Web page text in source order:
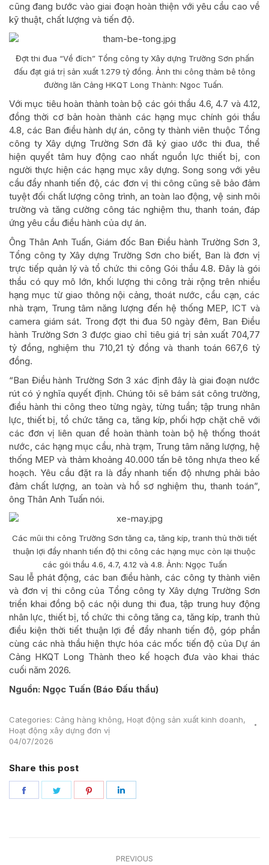
cũng đang bước vào giai đoạn hoàn thiện với yêu cầu cao về
kỹ thuật, chất lượng và tiến độ.
Đợt thi đua “Về đích” Tổng công ty Xây dựng Trường Sơn phấn
đấu đạt giá trị sản xuất 1.279 tỷ đồng. Ảnh thi công thảm bê tông
đường lăn Cảng HKQT Long Thành: Ngoc Tuấn.
Với mục tiêu hoàn thành toàn bộ các gói thầu 4.6, 4.7 và 4.12,
đồng thời cơ bản hoàn thành các hạng mục chính gói thầu
4.8, các Ban điều hành dự án, công ty thành viên thuộc Tổng
công ty Xây dựng Trường Sơn đã ký giao ước thi đua, thể
hiện quyết tâm huy động cao nhất nguồn lực thiết bị, con
người thực hiện các hạng mục xây dựng. Song song với yêu
cầu đẩy nhanh tiến độ, các đơn vị thi công cũng sẽ bảo đảm
tuyệt đối chất lượng công trình, an toàn lao động, vệ sinh môi
trường và tăng cường công tác nghiệm thu, thanh toán, đáp
ứng yêu cầu điều hành của dự án.
Ông Thân Anh Tuấn, Giám đốc Ban Điều hành Trường Sơn 3,
Tổng công ty Xây dựng Trường Sơn cho biết, Ban là đơn vị
trực tiếp quản lý và tổ chức thi công Gói thầu 4.8. Đây là gói
thầu có quy mô lớn, khối lượng thi công trải rộng trên nhiều
hạng mục từ giao thông nội cảng, thoát nước, cầu cạn, các
nhà trạm, Trung tâm năng lượng đến hệ thống MEP, ICT và
camera giám sát. Trong đợt thi đua 50 ngày đêm, Ban Điều
hành Trường Sơn 3 được giao chỉ tiêu giá trị sản xuất 704,77
tỷ đồng, nghiệm thu 710,21 tỷ đồng và thanh toán 667,6 tỷ
đồng.
“Ban Điều hành Trường Sơn 3 xác định đây là giai đoạn nước
rút có ý nghĩa quyết định. Chúng tôi sẽ bám sát công trường,
điều hành thi công theo từng ngày, từng tuần; tập trung nhân
lực, thiết bị, tổ chức tăng ca, tăng kíp, phối hợp chặt chẽ với
các đơn vị liên quan để hoàn thành toàn bộ hệ thống thoát
nước, các hạng mục cầu, nhà trạm, Trung tâm năng lượng, hệ
thống MEP và thảm khoảng 40.000 tấn bê tông nhựa theo kế
hoạch. Yêu cầu đặt ra là đẩy nhanh tiến độ nhưng phải bảo
đảm chất lượng, an toàn và hồ sơ nghiệm thu, thanh toán”,
ông Thân Anh Tuấn nói.
Các mũi thi công Trường Sơn tăng ca, tăng kíp, tranh thủ thời tiết
thuận lợi đẩy nhanh tiến độ thi công các hạng mục còn lại thuộc
các gói thầu 4.6, 4.7, 4.12 và 4.8. Ảnh: Ngọc Tuấn
Sau lễ phát động, các ban điều hành, các công ty thành viên
và đơn vị thi công của Tổng công ty Xây dựng Trường Sơn
triển khai đồng bộ các nội dung thi đua, tập trung huy động
nhân lực, thiết bị, tổ chức thi công tăng ca, tăng kíp, tranh thủ
điều kiện thời tiết thuận lợi để đẩy nhanh tiến độ, góp phần
cùng các nhà thầu hiện thực hóa các mốc tiến độ của Dự án
Cảng HKQT Long Thành theo kế hoạch đưa vào khai thác
cuối năm 2026.
Nguồn: Ngọc Tuấn (Báo Đấu thầu)
Categories: Cảng hàng không, Hoạt động sản xuất kinh doanh,
Hoạt động xây dựng đơn vị
04/07/2026
Share this post
Share
Share
Share
PREVIOUS